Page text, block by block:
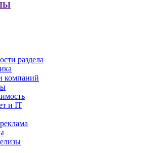
раздела
компаний
и IT